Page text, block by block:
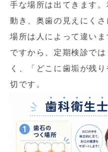
手な場所は出てきます
動き、奥歯の見えにく
場所は人によって違いま
ですから、定期検診で
く、「どこに歯垢が残
切です。